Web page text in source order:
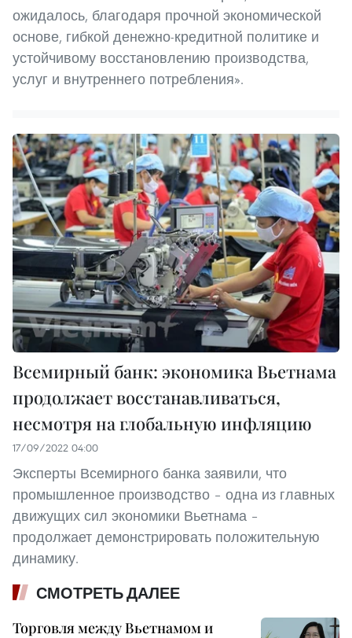
ожидалось, благодаря прочной экономической
основе, гибкой денежно-кредитной политике и
устойчивому восстановлению производства,
услуг и внутреннего потребления».
Всемирный банк: экономика Вьетнама
продолжает восстанавливаться,
несмотря на глобальную инфляцию
17/09/2022 04:00
Эксперты Всемирного банка заявили, что
промышленное производство – одна из главных
движущих сил экономики Вьетнама –
продолжает демонстрировать положительную
динамику.
СМОТРЕТЬ ДАЛЕЕ
Торговля между Вьетнамом и